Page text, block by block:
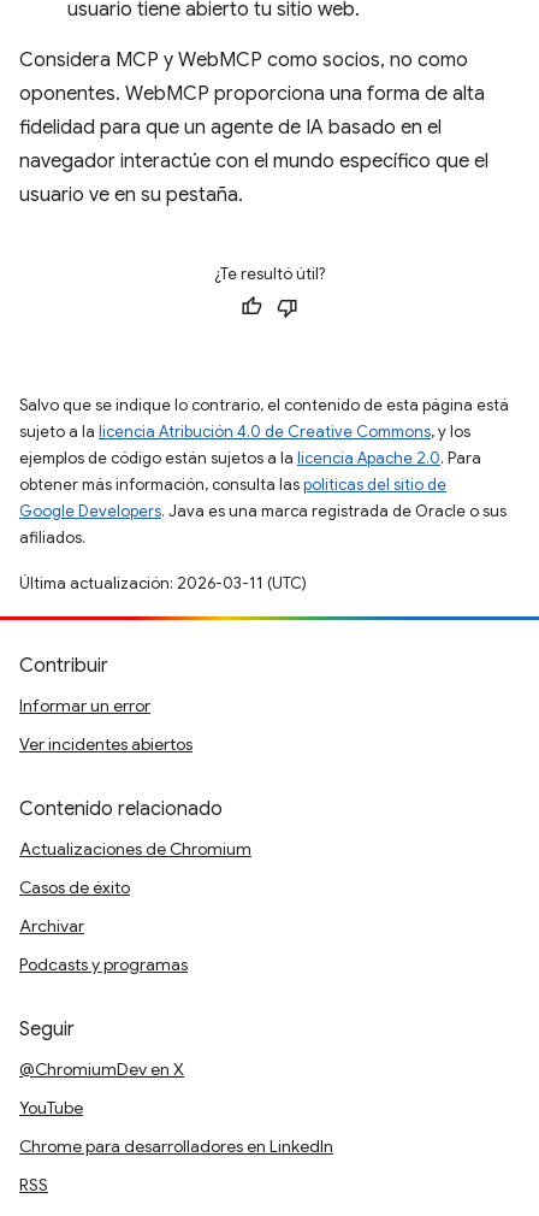
usuario tiene abierto tu sitio web.
Considera MCP y WebMCP como socios, no como
oponentes. WebMCP proporciona una forma de alta
fidelidad para que un agente de IA basado en el
navegador interactúe con el mundo específico que el
usuario ve en su pestaña.
¿Te resultó útil?
Salvo que se indique lo contrario, el contenido de esta página está
sujeto a la licencia Atribución 4.0 de Creative Commons, y los
ejemplos de código están sujetos a la licencia Apache 2.0. Para
obtener más información, consulta laspolíticas del sitio de
Google Developers. Java es una marca registrada de Oracle o sus
afiliados.
Última actualización: 2026-03-11 (UTC)
Contribuir
Informar un error
Ver incidentes abiertos
Contenido relacionado
Actualizaciones de Chromium
Casos de éxito
Archivar
Podcasts y programas
Seguir
@ChromiumDev en X
YouTube
Chrome para desarrolladores en LinkedIn
RSS